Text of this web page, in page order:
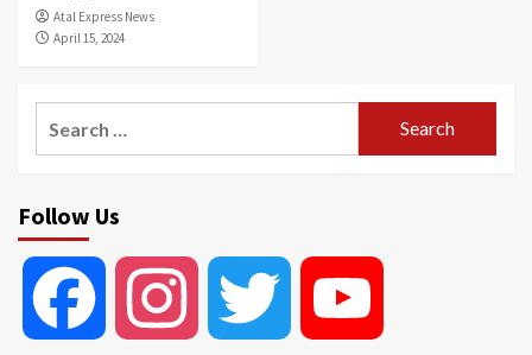
Atal Express News
April 15, 2024
Follow Us
Facebook Instagram Twitter